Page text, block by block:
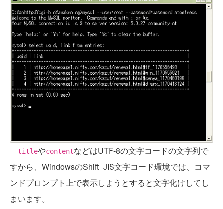
titleやcontentなどはUTF-8の文字コードの文字列で
すから、WindowsのShift_JIS文字コード環境では、コマ
ンドプロンプト上で表示しようとすると文字化けしてし
まいます。